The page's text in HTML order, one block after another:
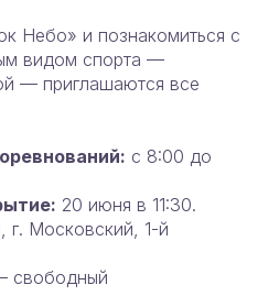
Небо» и познакомиться с
видом спорта —
— приглашаются все
с 8:00 до
20 июня в 11:30.
г. Московский, 1-й
свободный